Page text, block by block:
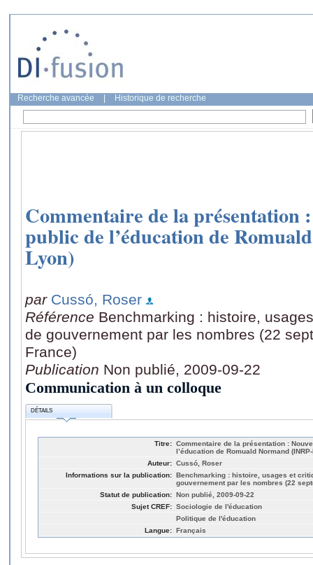
Recherche avancée Historique de recherche
Commentaire de la présentation
public de l’éducation de
Lyon)
par Cussó, Roser
Référence Benchmarking : histoire,
de gouvernement par les nombres (22
France)
Publication Non publié, 2009-09-22
Communication à un colloque
DÉTAILS
Titre: Commentaire de la présentation :
l’éducation de Romuald Normand
Auteur: Cussó, Roser
Informations sur la publication: Benchmarking : histoire, usages et
gouvernement par les nombres (22
Statut de publication: Non publié, 2009-09-22
Sujet CREF: Sociologie de l'éducation
Politique de l'éducation
Langue: Français